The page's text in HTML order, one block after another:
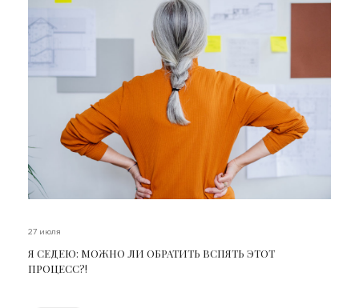
27 июля
Я СЕДЕЮ: МОЖНО ЛИ ОБРАТИТЬ ВСПЯТЬ ЭТОТ
ПРОЦЕСС?!